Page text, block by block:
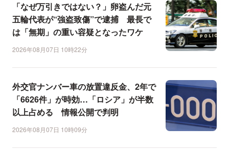
「なぜ万引きではない？」卵盗んだ元
五輪代表が“強盗致傷”で逮捕 最長で
は「無期」の重い容疑となったワケ
2026年08月07日 10時22分
外交官ナンバー車の放置違反金、2年で
「6626件」が時効…「ロシア」が半数
以上占める 情報公開で判明
2026年08月07日 10時09分